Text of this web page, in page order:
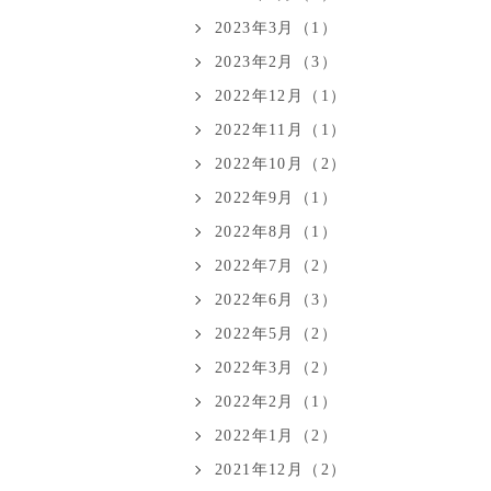
2023年3月（1）
2023年2月（3）
2022年12月（1）
2022年11月（1）
2022年10月（2）
2022年9月（1）
2022年8月（1）
2022年7月（2）
2022年6月（3）
2022年5月（2）
2022年3月（2）
2022年2月（1）
2022年1月（2）
2021年12月（2）